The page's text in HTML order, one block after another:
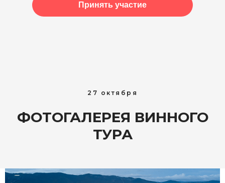
Принять участие
27 октября
ФОТОГАЛЕРЕЯ ВИННОГО
ТУРА